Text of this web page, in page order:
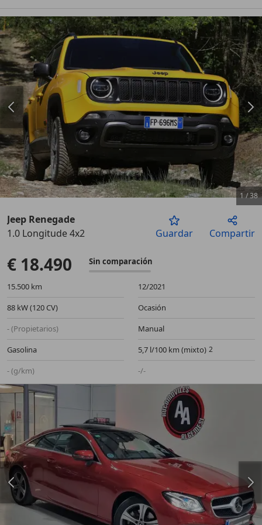
Anterior
1/38
Jeep Renegade
1.0 Longitude 4x2
Guardar Compartir
€ 18.490 Sin comparación
15.500 km
12/2021
88 kW (120 CV)
Ocasión
- (Propietarios)
Manual
Gasolina
5,7 l/100 km (mixto)
- (g/km)
-/-